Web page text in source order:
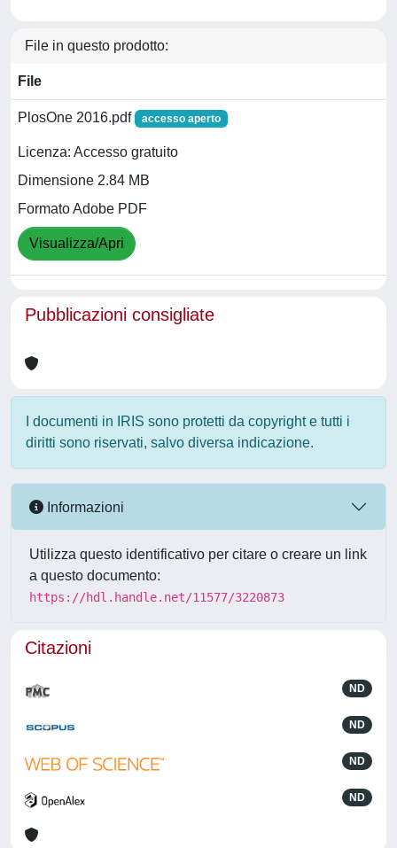
File in questo prodotto:
File
PlosOne 2016.pdf accesso aperto
Licenza: Accesso gratuito
Dimensione 2.84 MB
Formato Adobe PDF
Visualizza/Apri
Pubblicazioni consigliate
I documenti in IRIS sono protetti da copyright e tutti i
diritti sono riservati, salvo diversa indicazione.
Informazioni
Utilizza questo identificativo per citare o creare un link
a questo documento:
https://hdl.handle.net/11577/3220873
Citazioni
ND
ND
ND
ND